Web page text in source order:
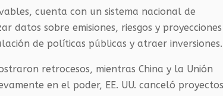
cuenta con un sistema nacional de
datos sobre emisiones, riesgos y proyecciones
de políticas públicas y atraer inversiones.
retrocesos, mientras China y la Unión
en el poder, EE. UU. canceló